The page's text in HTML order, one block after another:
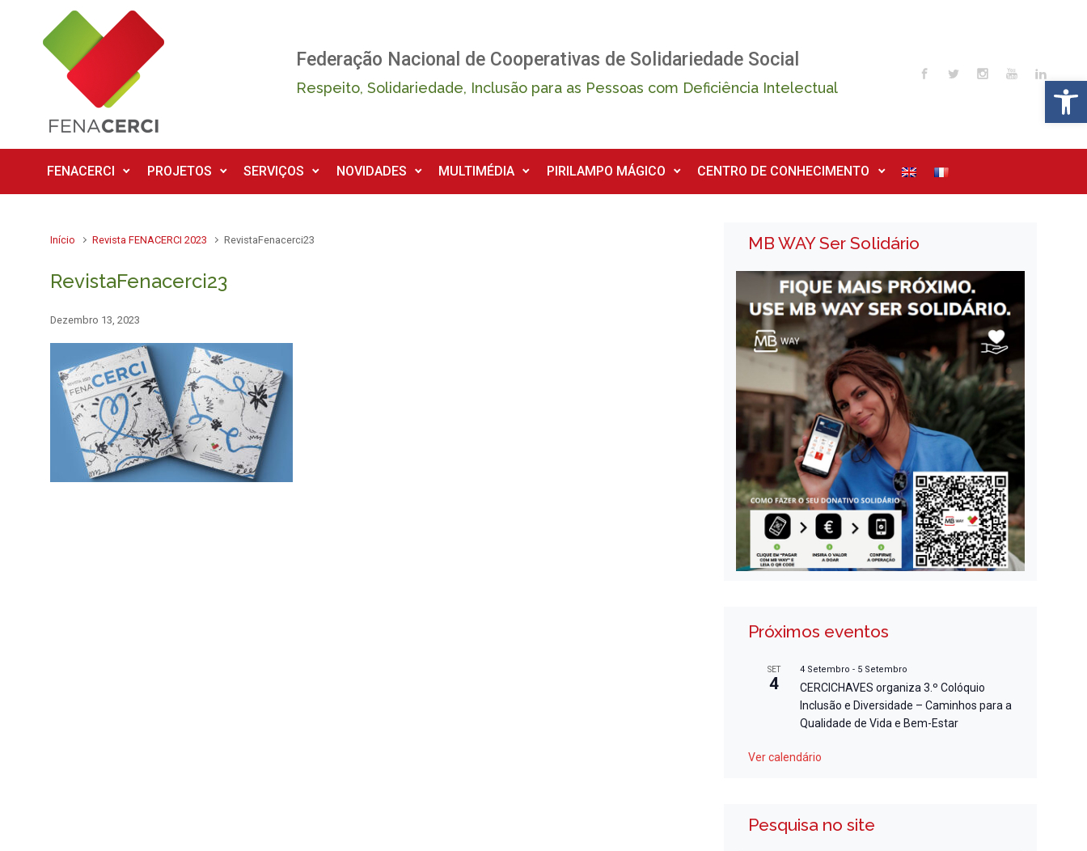
Skip to main content
Federação Nacional de Cooperativas de Solidariedade Social
Respeito, Solidariedade, Inclusão para as Pessoas com Deficiência Intelectual
FENACERCI PROJETOS SERVIÇOS NOVIDADES MULTIMÉDIA PIRILAMPO MÁGICO CENTRO DE CONHECIMENTO
Início Revista FENACERCI 2023 RevistaFenacerci23
RevistaFenacerci23
Dezembro 13, 2023
MB WAY Ser Solidário
Próximos eventos
SET
4
4 Setembro - 5 Setembro
CERCICHAVES organiza 3.º Colóquio
Inclusão e Diversidade – Caminhos para a
Qualidade de Vida e Bem-Estar
Ver calendário
Pesquisa no site